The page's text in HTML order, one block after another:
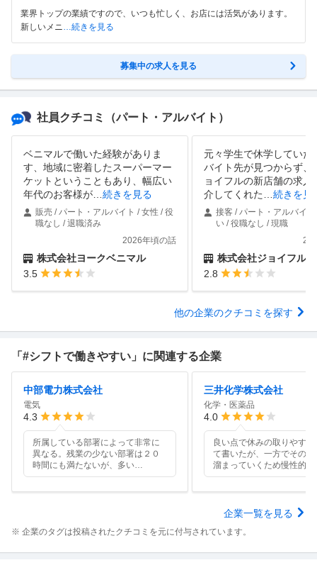
業界トップの業績ですので、いつも忙しく、お店には活気があります。
新しいメニ
…続きを見る
募集中の求人を見る
社員クチコミ （パート・アルバイト）
ベニマルで働いた経験がありま
す、地域に密着したスーパーマー
ケットということもあり、幅広い
年代のお客様が
続きを見る
販売 / パート・アルバイト / 女性 / 役
職なし / 退職済み
2026年頃の話
株式会社ヨークベニマル
3.5
元々学生で休学していた
バイト先が見つからず、
ョイフルの新店舗の求人
介してくれた
続きを見
接客 / パート・アルバイ
い / 役職なし / 現職
株式会社ジョイフル
2.8
他の企業のクチコミを探す
「#シフトで働きやすい」に関連する企業
中部電力株式会社
電気
4.3
所属している部署によって非常に
異なる。残業の少ない部署は２０
時間にも満たないが、多い
三井化学株式会社
化学・医薬品
4.0
良い点で休みの取りやす
て書いたが、一方でその分
溜まっていくため慢性的に
企業一覧を見る
※ 企業のタグは投稿されたクチコミを元に付与されています。